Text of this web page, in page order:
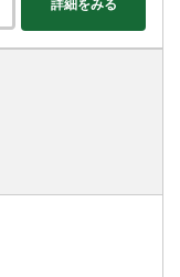
詳細をみる